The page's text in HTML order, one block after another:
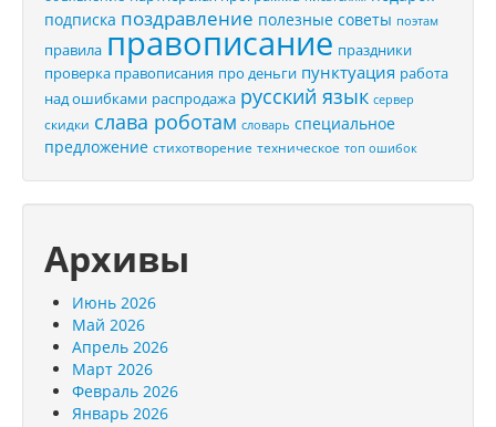
подписка поздравление полезные советы поэтам
правила правописание праздники
проверка правописания про деньги пунктуация работа
над ошибками распродажа русский язык сервер
скидки слава роботам словарь специальное
предложение стихотворение техническое топ ошибок
Архивы
Июнь 2026
Май 2026
Апрель 2026
Март 2026
Февраль 2026
Январь 2026